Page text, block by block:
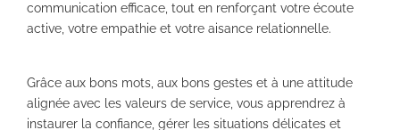
communication efficace, tout en renforçant votre écoute
active, votre empathie et votre aisance relationnelle.
Grâce aux bons mots, aux bons gestes et à une attitude
alignée avec les valeurs de service, vous apprendrez à
instaurer la confiance, gérer les situations délicates et